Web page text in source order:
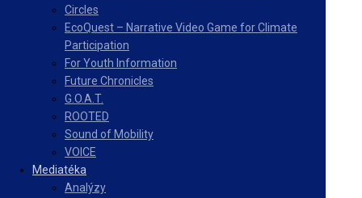
Circles
EcoQuest – Narrative Video Game for Climate
Participation
For Youth Information
Future Chronicles
G.O.A.T.
ROOTED
Sound of Mobility
VOICE
Mediatéka
Analýzy